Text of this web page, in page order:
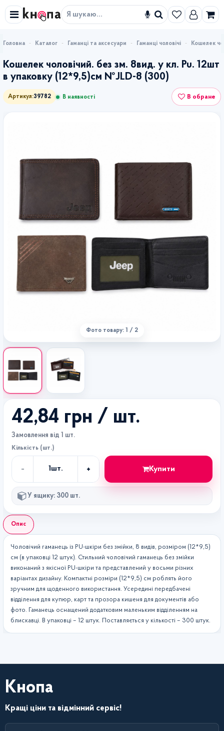
Знайти
Каталог Гаманці та аксесуари Гаманці чоловічі Кошелек
Кошелек чоловічий. без зм. 8вид. у кл. Pu. 12шт
в упаковку (12*9,5)см №JLD-8 (300)
Артикул:39782 В наявності В обране
Фото товару: 1 / 2
Опис
Чоловічий гаманець із PU-шкіри без змійки, 8 видів, розміром (12*9,5)
см (в упаковці 12 штук). Стильний чоловічий гаманець без змійки
виконаний з якісної PU-шкіри та представлений у восьми різних
варіантах дизайну. Компактні розміри (12*9,5) см роблять його
зручним для щоденного використання. Усередині передбачені
відділення для купюр, карт та прозора кишеня для документів або
фото. Гаманець оснащений додатковим маленьким відділенням на
блискавці. В упаковці – 12 штук. Поставляється у кількості – 300 штук.
42,84 грн / шт.
Замовлення від 1 шт.
Кількість (шт.)
- 1шт. + Купити
У ящику: 300 шт.
Кнопа
Кращі ціни та відмінний сервіс!